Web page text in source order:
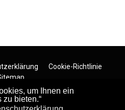
um Ihnen ein
bieten.“
Cookie-Richtlinie
/ Design byRegiosucher.de/
Partner Seiten